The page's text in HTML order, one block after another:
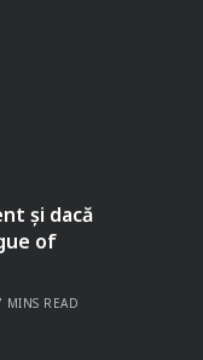
și dacă
of
MINS READ